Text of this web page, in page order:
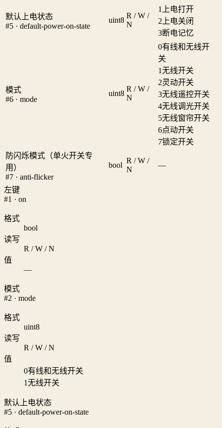
默认上电状态
#5 · default-power-on-state
uint8
R / W /
N
1
上电打开
2 上电关闭
3断电记忆
模式
#6 · mode
uint8
R / W /
N
0有线和无线开
关
1无线开关
2灵动开关
3无线遥控开关
4无线调光开关
5无线窗帘开关
6点动开关
7锁定开关
防闪烁模式（单火开关专
用）
#7 · anti-flicker
bool
R / W /
N
—
左键
#1 · on
格式
bool
读写
R / W / N
值
—
模式
#2 · mode
格式
uint8
读写
R / W / N
值
0有线和无线开关
1无线开关
默认上电状态
#5 · default-power-on-state